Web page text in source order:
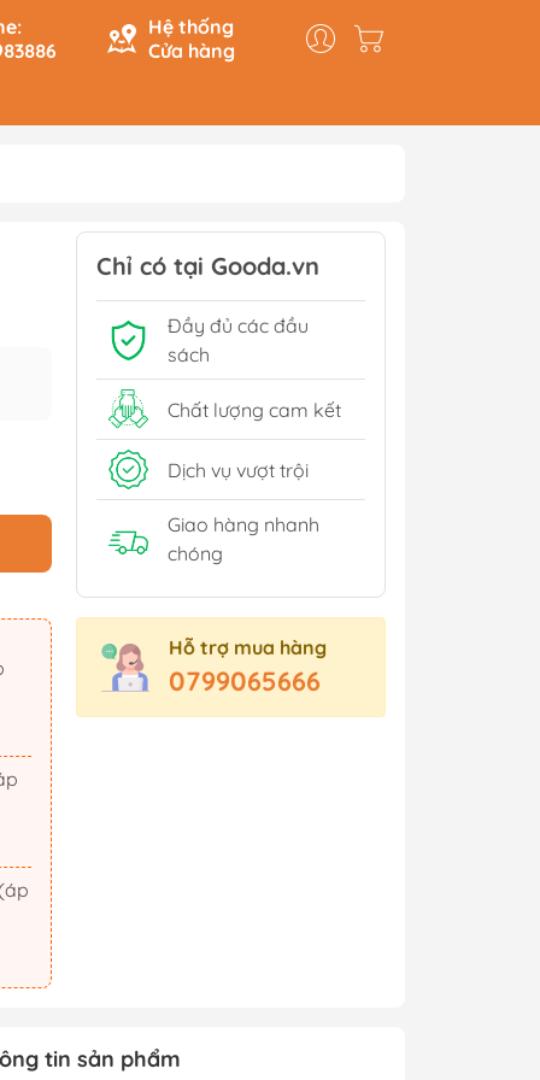
Hệ thống
Cửa hàng
Du Ký
Lịch Sử - Văn Hoá - Chính
Trị
Tâm Linh
Sách Tham Khảo Cấp 1
Sách Tham Khảo Cấp 2
Sách Ôn Thi Đại Học
Xem thêm
Triển
Xúc
Dục
Chỉ có tại Gooda.vn
Đầy đủ các đầu
sách
Chất lượng cam kết
Dịch vụ vượt trội
Giao hàng nhanh
chóng
Hỗ trợ mua hàng
0799065666
tin sản phẩm